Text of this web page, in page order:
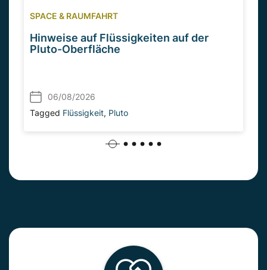
SPACE & RAUMFAHRT
Hinweise auf Flüssigkeiten auf der
Pluto-Oberfläche
06/08/2026
Tagged Flüssigkeit, Pluto